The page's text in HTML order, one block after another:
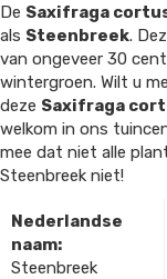
De Saxifraga
als Steenbreek.
van ongeveer 30
wintergroen. Wilt u
deze Saxifraga
welkom in ons
mee dat niet alle
Steenbreek niet!
Nederlandse
naam:
Steenbreek